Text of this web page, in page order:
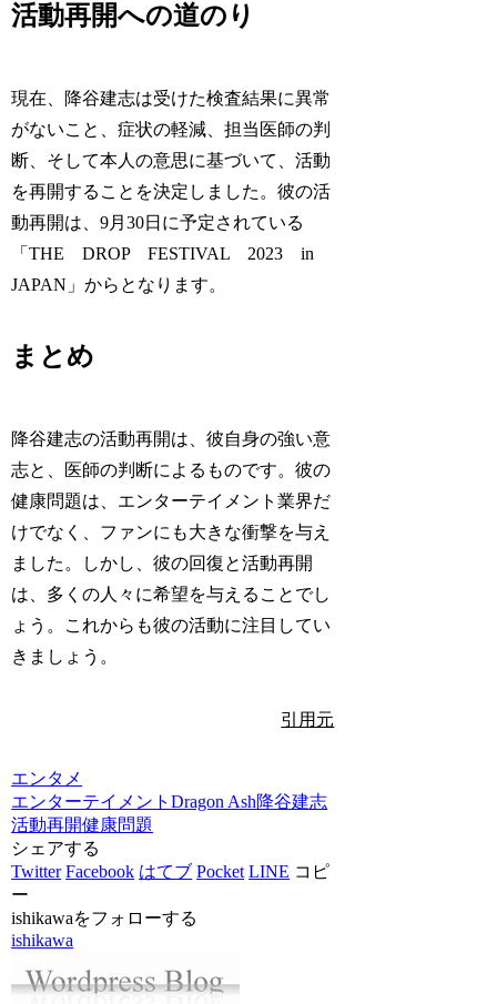
活動再開への道のり
現在、降谷建志は受けた検査結果に異常
がないこと、症状の軽減、担当医師の判
断、そして本人の意思に基づいて、活動
を再開することを決定しました。彼の活
動再開は、9月30日に予定されている
「THE DROP FESTIVAL 2023 in
JAPAN」からとなります。
まとめ
降谷建志の活動再開は、彼自身の強い意
志と、医師の判断によるものです。彼の
健康問題は、エンターテイメント業界だ
けでなく、ファンにも大きな衝撃を与え
ました。しかし、彼の回復と活動再開
は、多くの人々に希望を与えることでし
ょう。これからも彼の活動に注目してい
きましょう。
引用元
エンタメ
エンターテイメントDragon Ash降谷建志
活動再開健康問題
シェアする
Twitter Facebook はてブ Pocket LINE コピ
ー
ishikawaをフォローする
ishikawa